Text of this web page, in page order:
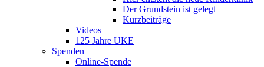
Der Grundstein ist gelegt
Kurzbeiträge
Videos
125 Jahre UKE
Spenden
Online-Spende